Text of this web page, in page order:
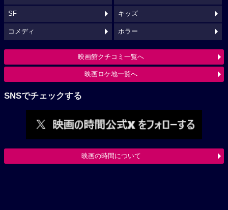
SF キッズ
コメディ ホラー
映画館クチコミ一覧へ
映画ロケ地一覧へ
SNSでチェックする
映画の時間について